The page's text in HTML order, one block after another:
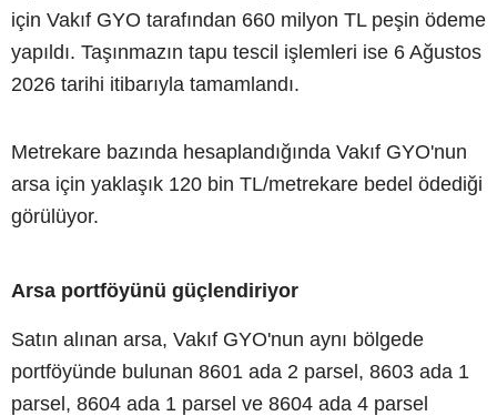
için Vakıf GYO tarafından 660 milyon TL peşin ödeme
yapıldı. Taşınmazın tapu tescil işlemleri ise 6 Ağustos
2026 tarihi itibarıyla tamamlandı.
Metrekare bazında hesaplandığında Vakıf GYO'nun
arsa için yaklaşık 120 bin TL/metrekare bedel ödediği
görülüyor.
Arsa portföyünü güçlendiriyor
Satın alınan arsa, Vakıf GYO'nun aynı bölgede
portföyünde bulunan 8601 ada 2 parsel, 8603 ada 1
parsel, 8604 ada 1 parsel ve 8604 ada 4 parsel